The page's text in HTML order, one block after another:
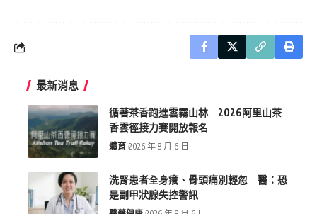
最新消息
循著茶香跑進雲霧山林 2026阿里山茶
香雲徑接力賽開放報名
體育 2026 年 8 月 6 日
洗腎患者全身癢、骨頭痛別輕忽 醫：恐
是副甲狀腺失控警訊